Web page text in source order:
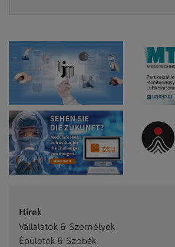
Hírek
Vállalatok & Személyek
Épületek & Szobák